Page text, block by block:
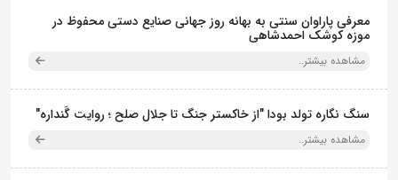
معرفی پاراوان سنتی به بهانه روز جهانی صنایع دستی محفوظ در
موزه کوشک احمدشاهی
مشاهده بیشتر..
سنگ نگاره تولد بودا "از خاکستر جنگ تا جلال صلح ؛ روایت گَنداره"
مشاهده بیشتر..